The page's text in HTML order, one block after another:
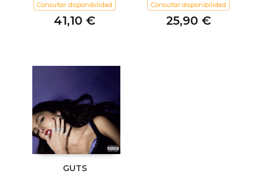
Consultar disponibilidad
41,10 €
Consultar disponibilidad
25,90 €
GUTS